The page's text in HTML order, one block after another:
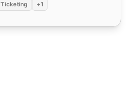
Ticketing +1